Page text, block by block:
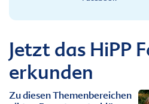
Jetzt das HiPP
erkunden
Zu diesen Themenbereichen